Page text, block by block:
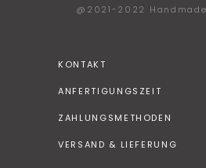
@2021-2022
KONTAKT
ANFERTIGUNGSZEIT
ZAHLUNGSMETHODEN
VERSAND & LIEFERUNG